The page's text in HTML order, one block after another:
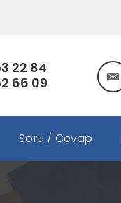
22 84
66 09
Soru / Cevap